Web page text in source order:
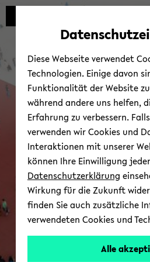
zum
zum
zum
Diese Webseite verwendet
Technologien. Einige davon
Funktionalität der Website
während andere uns helfen,
Erfahrung zu verbessern.
verwenden wir Cookies und
Interaktionen mit unserer
können Ihre Einwilligung
Datenschutzerklärung
Wirkung für die Zukunft
finden Sie auch zusätzliche
verwendeten Cookies und
Alle